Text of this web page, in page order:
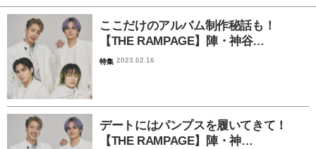
ここだけのアルバム制作秘話も！
【THE RAMPAGE】陣・神谷…
特集 2023.02.16
デートにはパンプスを履いてきて！
【THE RAMPAGE】陣・神…